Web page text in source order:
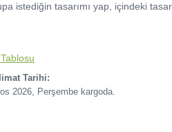
istediğin tasarımı yap, içindeki
Tarihi:
2026, Perşembe kargoda.